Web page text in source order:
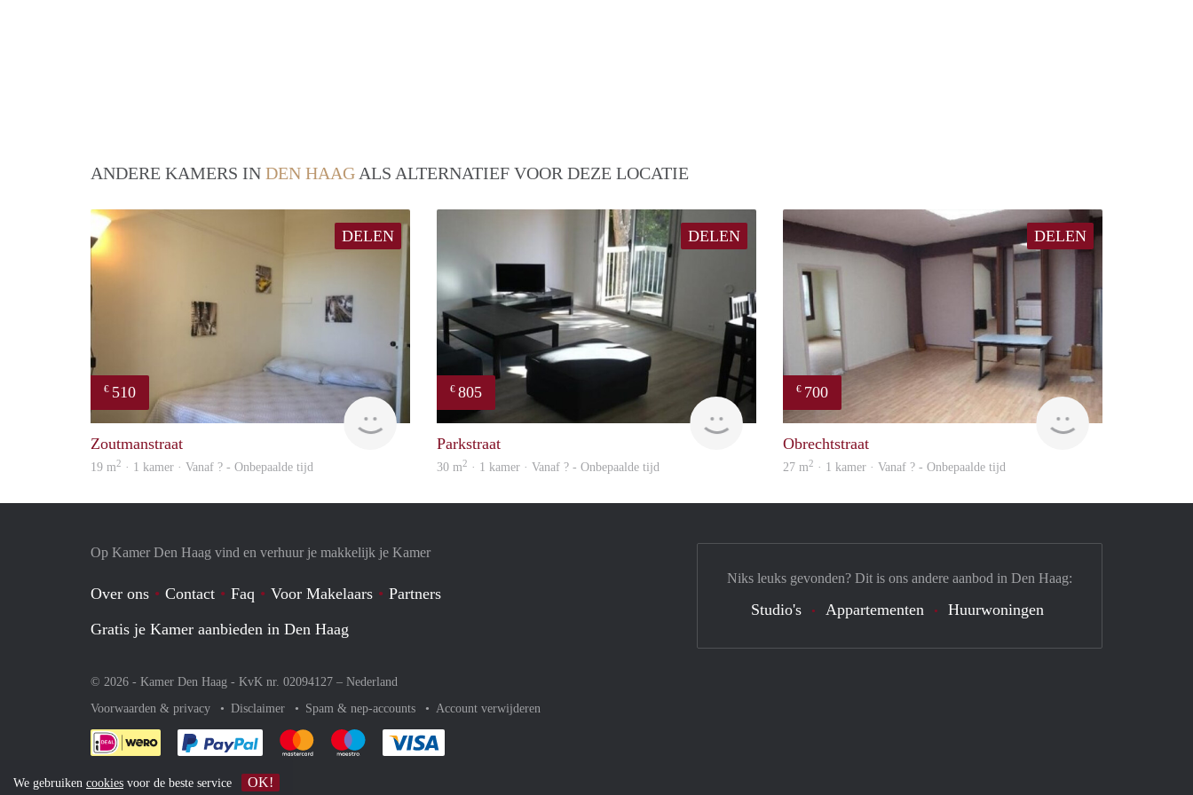
ANDERE KAMERS IN DEN HAAG ALS ALTERNATIEF VOOR DEZE LOCATIE
DELEN
€ 510
finder
Zoutmanstraat
19 m2 · 1 kamer · Vanaf ? - Onbepaalde tijd
DELEN
€ 805
Parkstraat
30 m2 · 1 kamer · Vanaf ? - Onbepaalde tijd
DELEN
€ 700
Obrechtstraat
27 m2 · 1 kamer · Vanaf ? - Onbepaalde tijd
Op Kamer Den Haag vind en verhuur je makkelijk je Kamer
Over ons Contact Faq Voor Makelaars
Partners
Gratis je Kamer aanbieden in Den Haag
© 2026 - Kamer Den Haag - KvK nr. 02094127 – Nederland
Voorwaarden & privacy
Disclaimer Spam & nep-accounts Account verwijderen
Je rekent gemakkelijk af met Paypal
Je rekent gemakkelijk af met Mastercard
Je rekent gemakkelijk af met Meastro
Niks leuks gevonden? Dit is ons andere aanbod in Den Haag:
Studio's Appartementen Huurwoningen
We gebruiken cookies voor de beste service OK!